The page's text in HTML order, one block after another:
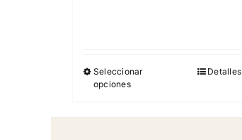
Seleccionar
opciones
Detalles